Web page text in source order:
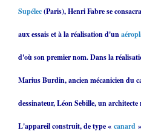
Supélec(Paris), Henri Fabre se
aux essais et à la réalisation d'un
d'où son premier nom. Dans la
Marius Burdin, ancien mécanicien du
dessinateur, Léon Sebille, un
L'appareil construit, de type « canard